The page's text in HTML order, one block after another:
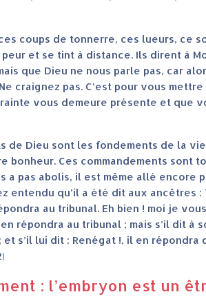
coups de tonnerre, ces lueurs, ce
et se tint à distance. Ils dirent à
que Dieu ne nous parle pas, car
craignez pas. C’est pour vous
vous demeure présente et que
de Dieu sont les fondements de la
bonheur. Ces commandements sont
a pas abolis, il est même allé encore
entendu qu’il a été dit aux ancêtres
au tribunal. Eh bien ! moi je
répondra au tribunal ; mais s’il dit à
et s’il lui dit : Renégat !, il en répondra
: l’embryon est un